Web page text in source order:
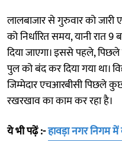
लालबाजार से गुरुवार को
को निर्धारित समय, यानी
दिया जाएगा। इससे पहले,
पुल को बंद कर दिया गया था।
जिम्मेदार एचआरबीसी पिछले
रखरखाव का काम कर रहा है।
ये भी पढ़ें :-हावड़ा नगर निगम में